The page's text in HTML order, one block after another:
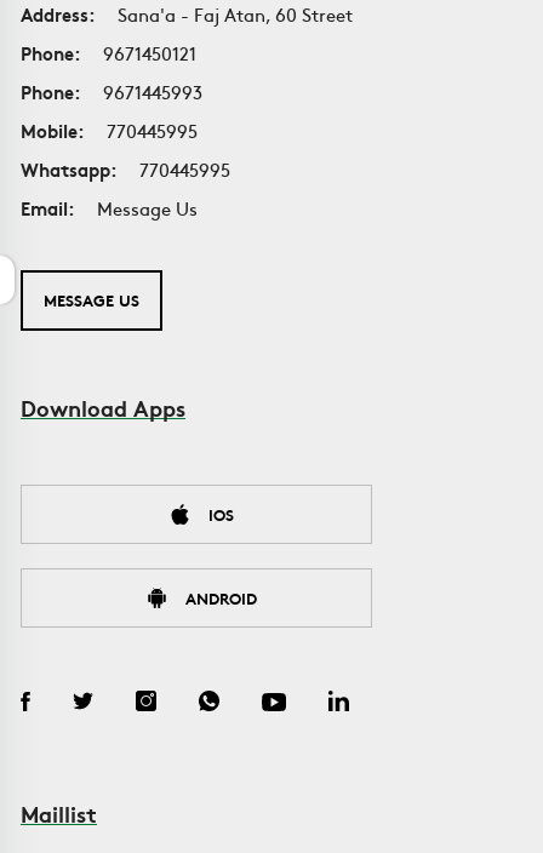
Address:
Sana'a - Faj Atan, 60 Street
Phone:
9671450121
Phone:
9671445993
Mobile:
770445995
Whatsapp:
770445995
Email:
Message Us
MESSAGE US
Download Apps
IOS
ANDROID
Maillist